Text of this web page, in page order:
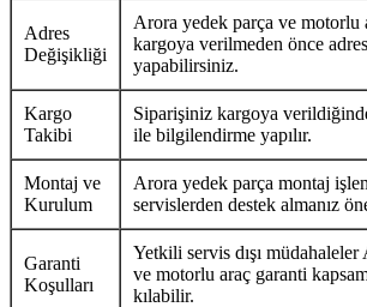
Adres
Değişikliği
Arora yedek parça ve motorlu
kargoya verilmeden önce
yapabilirsiniz.
Kargo
Takibi
Siparişiniz kargoya
ile bilgilendirme yapılır.
Montaj ve
Kurulum
Arora yedek parça montaj
servislerden destek almanız
Garanti
Koşulları
Yetkili servis dışı
ve motorlu araç garanti
kılabilir.